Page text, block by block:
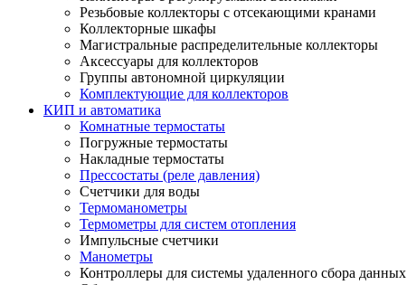
Резьбовые коллекторы с отсекающими кранами
Коллекторные шкафы
Магистральные распределительные коллекторы
Аксессуары для коллекторов
Группы автономной циркуляции
Комплектующие для коллекторов
КИП и автоматика
Комнатные термостаты
Погружные термостаты
Накладные термостаты
Прессостаты (реле давления)
Счетчики для воды
Термоманометры
Термометры для систем отопления
Импульсные счетчики
Манометры
Контроллеры для системы удаленного сбора данных